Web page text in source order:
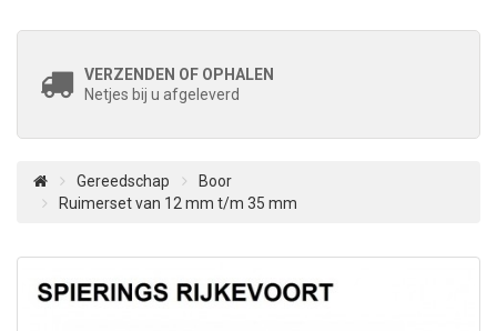
VERZENDEN OF OPHALEN
Netjes bij u afgeleverd
Gereedschap
Boor
Ruimerset van 12 mm t/m 35 mm